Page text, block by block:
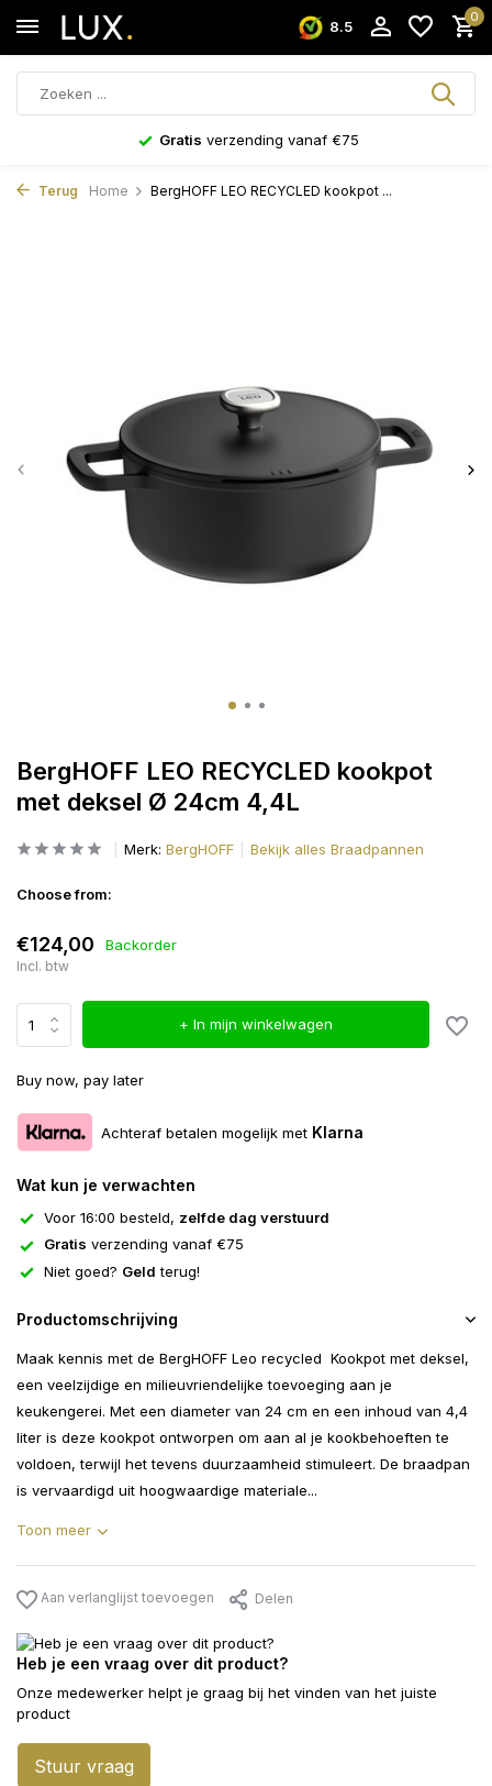
8.5
0
Gratis verzending vanaf €75
Terug Home BergHOFF LEO RECYCLED kookpot ...
BergHOFF LEO RECYCLED kookpot
met deksel Ø 24cm 4,4L
Merk: BergHOFF Bekijk alles Braadpannen
Choose from:
€124,00 Backorder
Incl. btw
+ In mijn winkelwagen
Buy now, pay later
Achteraf betalen mogelijk met Klarna
Wat kun je verwachten
Voor 16:00 besteld, zelfde dag verstuurd
Gratis verzending vanaf €75
Niet goed? Geld terug!
Productomschrijving
Maak kennis met de BergHOFF Leo recycled Kookpot met deksel,
een veelzijdige en milieuvriendelijke toevoeging aan je
keukengerei. Met een diameter van 24 cm en een inhoud van 4,4
liter is deze kookpot ontworpen om aan al je kookbehoeften te
voldoen, terwijl het tevens duurzaamheid stimuleert. De braadpan
is vervaardigd uit hoogwaardige materiale...
Toon meer
Aan verlanglijst toevoegen Delen
Heb je een vraag over dit product?
Onze medewerker helpt je graag bij het vinden van het juiste
product
Stuur vraag